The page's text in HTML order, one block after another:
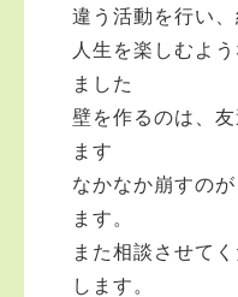
違う活動を行い
人生を楽しむよ
ました
壁を作るのは、
ます
なかなか崩すの
ます。
また相談させて
します。